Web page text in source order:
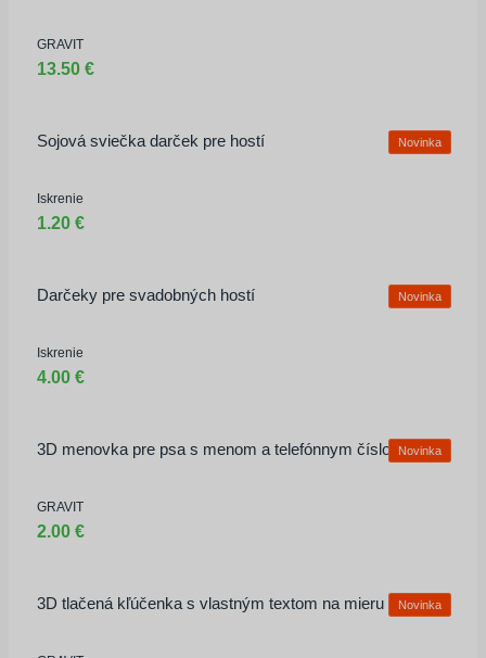
GRAVIT
13.50 €
Sojová sviečka darček pre hostí Novinka
Iskrenie
1.20 €
Darčeky pre svadobných hostí Novinka
Iskrenie
4.00 €
3D menovka pre psa s menom a telefónnym číslomNovinka
GRAVIT
2.00 €
3D tlačená kľúčenka s vlastným textom na mieru 50ks
Novinka
Prihlasovacie meno alebo e-mailová
Zapamätať